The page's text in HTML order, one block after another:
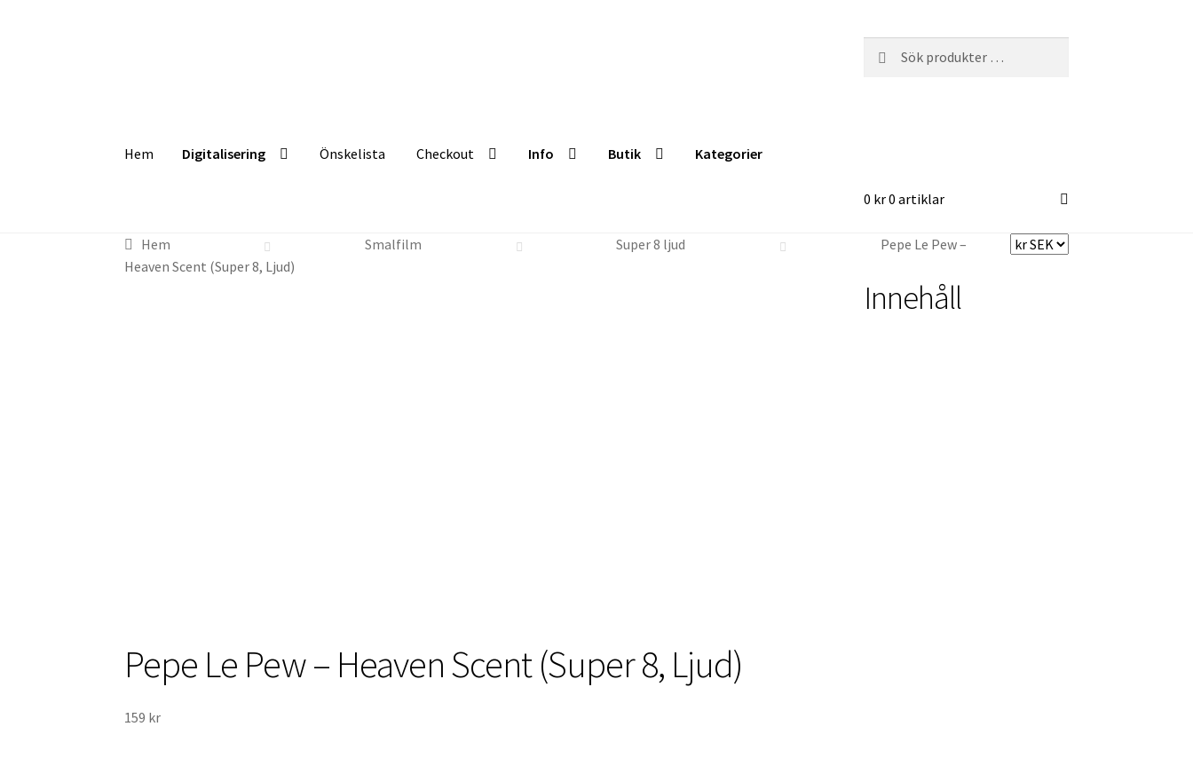
efter:
Hem Digitalisering Önskelista Checkout Info Butik Kategorier
0 kr0 artiklar
Hem Smalfilm Super 8 ljud
Pepe Le Pew –
Heaven Scent (Super 8, Ljud)
Pepe Le Pew – Heaven Scent (Super 8, Ljud)
159 kr
Innehåll